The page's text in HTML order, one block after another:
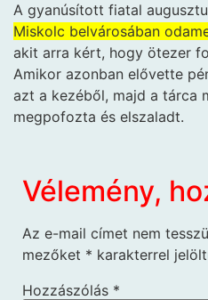
A gyanúsított fiatal
Miskolc belvárosában
akit arra kért, hogy ötezer
Amikor azonban elővette
azt a kezéből, majd a tárca
megpofozta és elszaladt.
Vélemény,
Az e-mail címet nem
mezőket * karakterrel
Hozzászólás *